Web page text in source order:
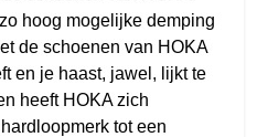
hoog mogelijke demping
de schoenen van HOKA
en je haast, jawel, lijkt te
heeft HOKA zich
tot een